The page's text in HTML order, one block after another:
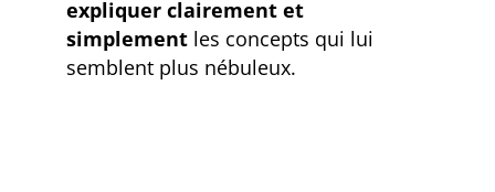
expliquer clairement et
simplement les concepts qui lui
semblent plus nébuleux.